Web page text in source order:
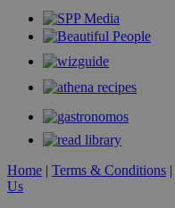
Home | Terms & Conditions |
Us